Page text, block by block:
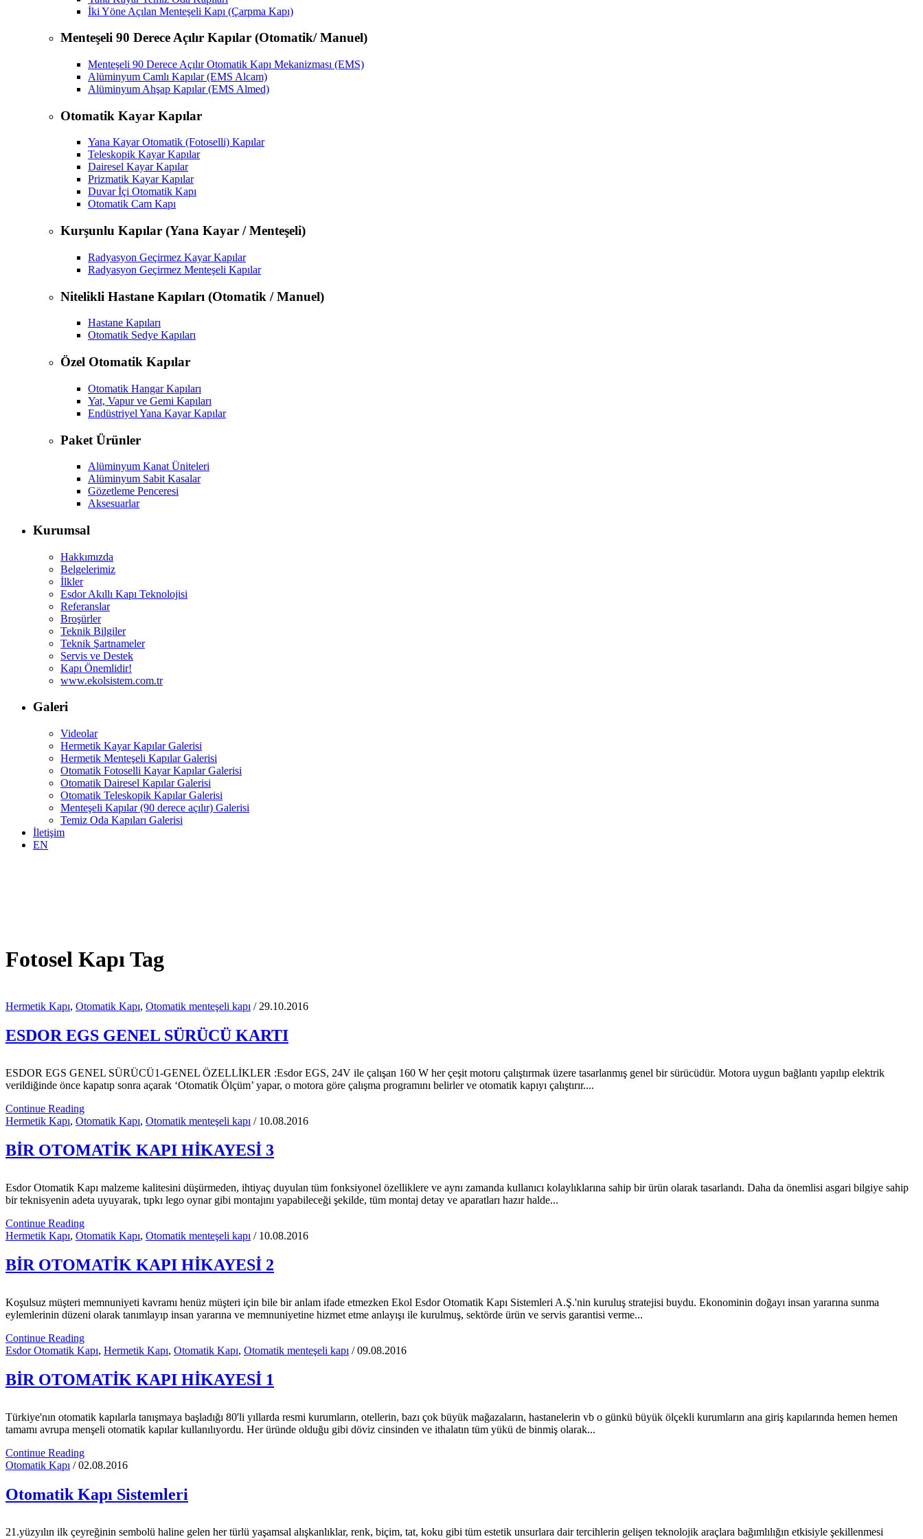
İki Yöne Açılan Menteşeli Kapı (Çarpma Kapı)
Menteşeli 90 Derece Açılır Kapılar (Otomatik/ Manuel)
Menteşeli 90 Derece Açılır Otomatik Kapı Mekanizması (EMS)
Alüminyum Camlı Kapılar (EMS Alcam)
Alüminyum Ahşap Kapılar (EMS Almed)
Otomatik Kayar Kapılar
Yana Kayar Otomatik (Fotoselli) Kapılar
Teleskopik Kayar Kapılar
Dairesel Kayar Kapılar
Prizmatik Kayar Kapılar
Duvar İçi Otomatik Kapı
Otomatik Cam Kapı
Kurşunlu Kapılar (Yana Kayar / Menteşeli)
Radyasyon Geçirmez Kayar Kapılar
Radyasyon Geçirmez Menteşeli Kapılar
Nitelikli Hastane Kapıları (Otomatik / Manuel)
Hastane Kapıları
Otomatik Sedye Kapıları
Özel Otomatik Kapılar
Otomatik Hangar Kapıları
Yat, Vapur ve Gemi Kapıları
Endüstriyel Yana Kayar Kapılar
Paket Ürünler
Alüminyum Kanat Üniteleri
Alüminyum Sabit Kasalar
Gözetleme Penceresi
Aksesuarlar
Kurumsal
Hakkımızda
Belgelerimiz
İlkler
Esdor Akıllı Kapı Teknolojisi
Referanslar
Broşürler
Teknik Bilgiler
Teknik Şartnameler
Servis ve Destek
Kapı Önemlidir!
www.ekolsistem.com.tr
Galeri
Videolar
Hermetik Kayar Kapılar Galerisi
Hermetik Menteşeli Kapılar Galerisi
Otomatik Fotoselli Kayar Kapılar Galerisi
Otomatik Dairesel Kapılar Galerisi
Otomatik Teleskopik Kapılar Galerisi
Menteşeli Kapılar (90 derece açılır) Galerisi
Temiz Oda Kapıları Galerisi
İletişim
EN
Fotosel Kapı Tag
Hermetik Kapı, Otomatik Kapı, Otomatik menteşeli kapı / 29.10.2016
ESDOR EGS GENEL SÜRÜCÜ KARTI
ESDOR EGS GENEL SÜRÜCÜ1-GENEL ÖZELLİKLER :Esdor EGS, 24V ile çalışan 160 W her çeşit motoru çalıştırmak üzere tasarlanmış genel bir sürücüdür. Motora uygun bağlantı yapılıp elektrik
verildiğinde önce kapatıp sonra açarak ‘Otomatik Ölçüm’ yapar, o motora göre çalışma programını belirler ve otomatik kapıyı çalıştırır....
Continue Reading
Hermetik Kapı, Otomatik Kapı, Otomatik menteşeli kapı / 10.08.2016
BİR OTOMATİK KAPI HİKAYESİ 3
Esdor Otomatik Kapı malzeme kalitesini düşürmeden, ihtiyaç duyulan tüm fonksiyonel özelliklere ve aynı zamanda kullanıcı kolaylıklarına sahip bir ürün olarak tasarlandı. Daha da önemlisi asgari bilgiye sahip
bir teknisyenin adeta uyuyarak, tıpkı lego oynar gibi montajını yapabileceği şekilde, tüm montaj detay ve aparatları hazır halde...
Continue Reading
Hermetik Kapı, Otomatik Kapı, Otomatik menteşeli kapı / 10.08.2016
BİR OTOMATİK KAPI HİKAYESİ 2
Koşulsuz müşteri memnuniyeti kavramı henüz müşteri için bile bir anlam ifade etmezken Ekol Esdor Otomatik Kapı Sistemleri A.Ş.'nin kuruluş stratejisi buydu. Ekonominin doğayı insan yararına sunma
eylemlerinin düzeni olarak tanımlayıp insan yararına ve memnuniyetine hizmet etme anlayışı ile kurulmuş, sektörde ürün ve servis garantisi verme...
Continue Reading
Esdor Otomatik Kapı, Hermetik Kapı, Otomatik Kapı, Otomatik menteşeli kapı / 09.08.2016
BİR OTOMATİK KAPI HİKAYESİ 1
Türkiye'nın otomatik kapılarla tanışmaya başladığı 80'li yıllarda resmi kurumların, otellerin, bazı çok büyük mağazaların, hastanelerin vb o günkü büyük ölçekli kurumların ana giriş kapılarında hemen hemen
tamamı avrupa menşeli otomatik kapılar kullanılıyordu. Her üründe olduğu gibi döviz cinsinden ve ithalatın tüm yükü de binmiş olarak...
Continue Reading
Otomatik Kapı / 02.08.2016
Otomatik Kapı Sistemleri
21.yüzyılın ilk çeyreğinin sembolü haline gelen her türlü yaşamsal alışkanlıklar, renk, biçim, tat, koku gibi tüm estetik unsurlara dair tercihlerin gelişen teknolojik araçlara bağımlılığın etkisiyle şekillenmesi